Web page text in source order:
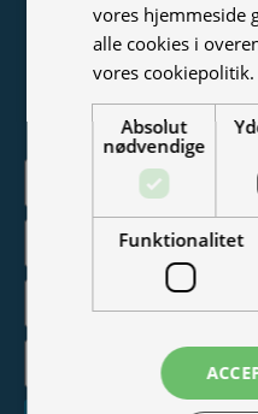
Tilmeld
Vær blandt de første til at
tilbud,
vores hjemmeside
alle cookies i
vores cookiepolitik.
Absolut
nødvendige
Funktionalitet